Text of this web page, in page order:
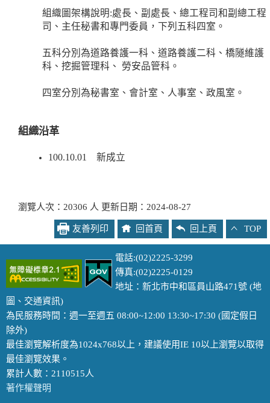
組織圖架構說明:處長、副處長、總工程司和副總工程
司、主任秘書和專門委員，下列五科四室。
五科分別為道路養護一科、道路養護二科、橋隧維護
科、挖掘管理科、 勞安品管科。
四室分別為秘書室、會計室、人事室、政風室。
組織沿革
100.10.01 新成立
瀏覽人次：20306 人 更新日期：2024-08-27
友善列印 回首頁 回上頁 TOP
電話:(02)2225-3299
傳真:(02)2225-0129
地址：新北市中和區員山路471號 (地
圖 、 交通資訊)
為民服務時間：週一至週五 08:00~12:00 13:30~17:30 (國定假日
除外)
最佳瀏覽解析度為1024x768以上，建議使用IE 10以上瀏覽以取得
最佳瀏覽效果。
累計人數：2110515人
著作權聲明